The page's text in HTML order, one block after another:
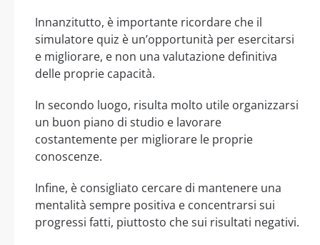
Innanzitutto, è importante ricordare che il
simulatore quiz è un’opportunità per esercitarsi
e migliorare, e non una valutazione definitiva
delle proprie capacità.
In secondo luogo, risulta molto utile organizzarsi
un buon piano di studio e lavorare
costantemente per migliorare le proprie
conoscenze.
Infine, è consigliato cercare di mantenere una
mentalità sempre positiva e concentrarsi sui
progressi fatti, piuttosto che sui risultati negativi.